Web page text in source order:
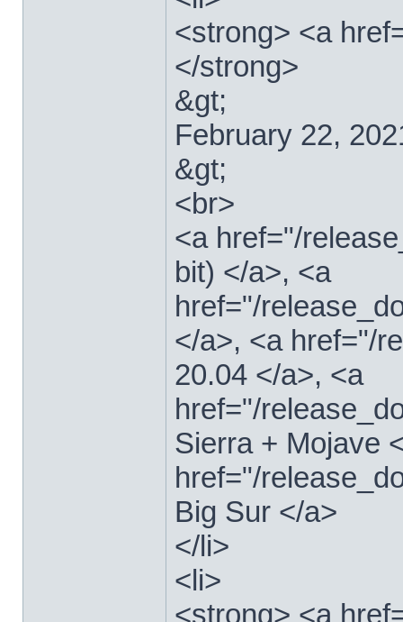
<strong> <a
</strong>
&gt;
February 22,
&gt;
<br>
<a href="/
bit) </a>, <a
href="/
</a>, <a href="/
20.04 </a>, <a
href="/
Sierra + Mojave
href="/
Big Sur </a>
</li>
<li>
<strong> <a